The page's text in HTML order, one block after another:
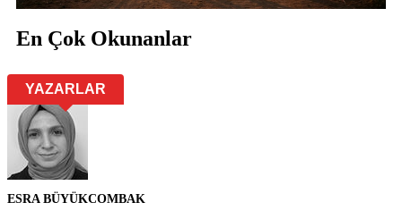
En Çok Okunanlar
YAZARLAR
ESRA BÜYÜKCOMBAK